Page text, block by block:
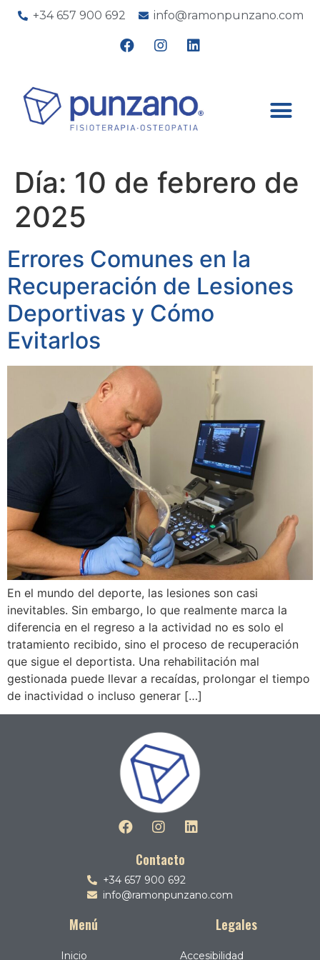
+34 657 900 692 info@ramonpunzano.com
Día: 10 de febrero de
2025
Errores Comunes en la
Recuperación de Lesiones
Deportivas y Cómo
Evitarlos
En el mundo del deporte, las lesiones son casi
inevitables. Sin embargo, lo que realmente marca la
diferencia en el regreso a la actividad no es solo el
tratamiento recibido, sino el proceso de recuperación
que sigue el deportista. Una rehabilitación mal
gestionada puede llevar a recaídas, prolongar el tiempo
de inactividad o incluso generar […]
Contacto
+34 657 900 692
info@ramonpunzano.com
Menú
Inicio
Legales
Accesibilidad